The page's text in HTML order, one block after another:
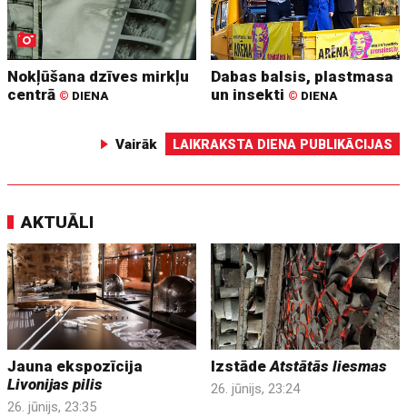
Nokļūšana dzīves mirkļu
centrā © DIENA
Dabas balsis, plastmasa
un insekti © DIENA
Vairāk LAIKRAKSTA DIENA PUBLIKĀCIJAS
AKTUĀLI
Jauna ekspozīcija
Livonijas pilis
26. jūnijs, 23:35
IzstādeAtstātās liesmas
26. jūnijs, 23:24